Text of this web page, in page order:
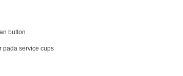
button
pada service cups